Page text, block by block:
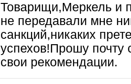
Товарищи,Меркель и
не передавали мне
санкций,никаких
успехов!Прошу почту
свои рекомендации.